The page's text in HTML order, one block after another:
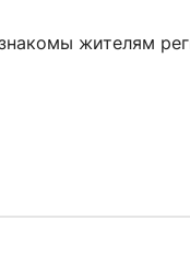
жителям